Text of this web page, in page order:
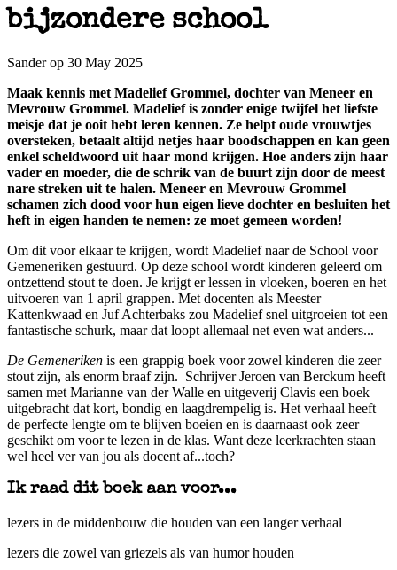
bijzondere school
Sander op 30 May 2025
Maak kennis met Madelief Grommel, dochter van Meneer en
Mevrouw Grommel. Madelief is zonder enige twijfel het liefste
meisje dat je ooit hebt leren kennen. Ze helpt oude vrouwtjes
oversteken, betaalt altijd netjes haar boodschappen en kan geen
enkel scheldwoord uit haar mond krijgen. Hoe anders zijn haar
vader en moeder, die de schrik van de buurt zijn door de meest
nare streken uit te halen. Meneer en Mevrouw Grommel
schamen zich dood voor hun eigen lieve dochter en besluiten het
heft in eigen handen te nemen: ze moet gemeen worden!
Om dit voor elkaar te krijgen, wordt Madelief naar de School voor
Gemeneriken gestuurd. Op deze school wordt kinderen geleerd om
ontzettend stout te doen. Je krijgt er lessen in vloeken, boeren en het
uitvoeren van 1 april grappen. Met docenten als Meester
Kattenkwaad en Juf Achterbaks zou Madelief snel uitgroeien tot een
fantastische schurk, maar dat loopt allemaal net even wat anders...
De Gemeneriken is een grappig boek voor zowel kinderen die zeer
stout zijn, als enorm braaf zijn. Schrijver Jeroen van Berckum heeft
samen met Marianne van der Walle en uitgeverij Clavis een boek
uitgebracht dat kort, bondig en laagdrempelig is. Het verhaal heeft
de perfecte lengte om te blijven boeien en is daarnaast ook zeer
geschikt om voor te lezen in de klas. Want deze leerkrachten staan
wel heel ver van jou als docent af...toch?
Ik raad dit boek aan voor...
lezers in de middenbouw die houden van een langer verhaal
lezers die zowel van griezels als van humor houden